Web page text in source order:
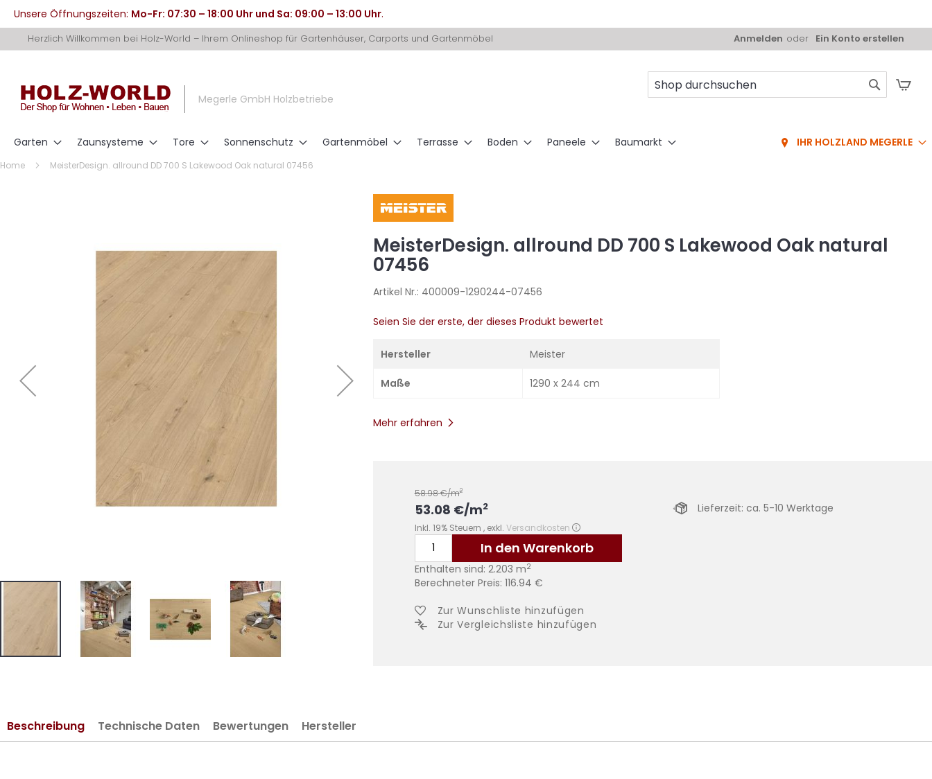
Unsere Öffnungszeiten: Mo-Fr: 07:30 – 18:00 Uhr und Sa: 09:00 – 13:00 Uhr.
zum
Herzlich Willkommen bei Holz-World – Ihrem Onlineshop für Gartenhäuser, Carports und Gartenmöbel Anmelden Ein Konto erstellen
Megerle GmbH Holzbetriebe
Garten Zaunsysteme Tore Sonnenschutz Gartenmöbel Terrasse Boden Paneele Baumarkt IHR HOLZLAND MEGERLE
Home MeisterDesign. allround DD 700 S Lakewood Oak natural 07456
Bildergalerie
springen
MeisterDesign. allround DD 700 S Lakewood Oak natural
07456
Artikel Nr.: 400009-1290244-07456
Seien Sie der erste, der dieses Produkt bewertet
Hersteller Meister
Maße 1290 x 244 cm
Mehr erfahren
58.98€/m2
53.08 €/m2
Inkl. 19% Steuern , exkl. Versandkosten
In den Warenkorb
Enthalten sind: 2.203 m2
Berechneter Preis: 116.94 €
Lieferzeit: ca. 5-10 Werktage
Zur Wunschliste hinzufügen
Zur Vergleichsliste hinzufügen
Beschreibung Technische Daten Bewertungen Hersteller